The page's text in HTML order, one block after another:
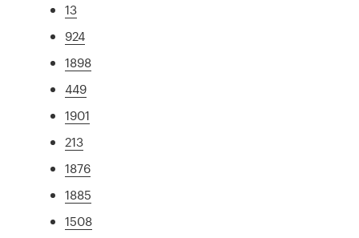
13
924
1898
449
1901
213
1876
1885
1508